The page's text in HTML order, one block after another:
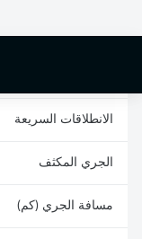
الانطلاقات السريعة
الجري المكثف
مسافة الجري (كم)